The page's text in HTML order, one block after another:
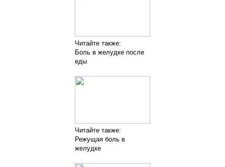
Читайте также:
Боль в желудке после
еды
Читайте также:
Режущая боль в
желудке